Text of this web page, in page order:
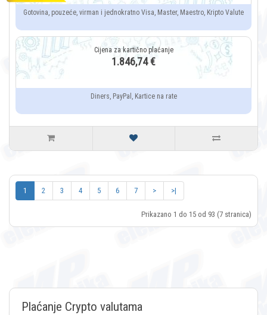
Gotovina, pouzeće, virman i jednokratno Visa, Master, Maestro, Kripto Valute
1.846,74 €
Diners, PayPal, Kartice na rate
1 2 3 4 5 6 7 > >|
Prikazano 1 do 15 od 93 (7 stranica)
Plaćanje Crypto valutama